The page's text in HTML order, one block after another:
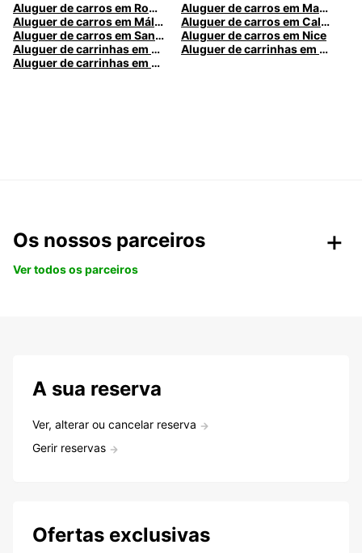
Aluguer de carros em Roma
Aluguer de carros em Madrid
Aluguer de carros em Málaga
Aluguer de carros em Caldas da Rainha
Aluguer de carros em Santa Maria da Feira
Aluguer de carros em Nice
Aluguer de carrinhas em Nice
Aluguer de carrinhas em Santa Maria da Feira
Aluguer de carrinhas em Caldas da Rainha
Os nossos parceiros
Ver todos os parceiros
A sua reserva
Ver, alterar ou cancelar reserva
Gerir reservas
Ofertas exclusivas